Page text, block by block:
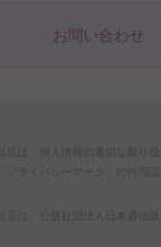
お問い合わせ
当店は、個人情報の適切な取り
「プライバシーマーク」の付与
当店は、公益社団法人日本通信